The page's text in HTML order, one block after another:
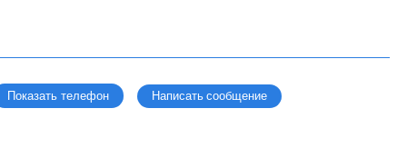
Показать телефон Написать сообщение